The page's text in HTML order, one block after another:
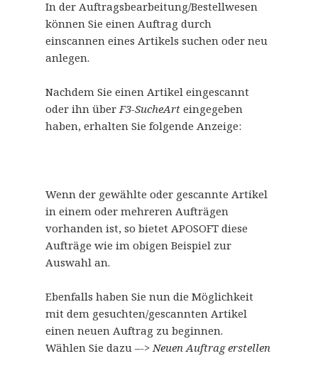
In der Auftragsbearbeitung/Bestellwesen
können Sie einen Auftrag durch
einscannen eines Artikels suchen oder neu
anlegen.
Nachdem Sie einen Artikel eingescannt
oder ihn überF3-SucheArt eingegeben
haben, erhalten Sie folgende Anzeige:
Wenn der gewählte oder gescannte Artikel
in einem oder mehreren Aufträgen
vorhanden ist, so bietet APOSOFT diese
Aufträge wie im obigen Beispiel zur
Auswahl an.
Ebenfalls haben Sie nun die Möglichkeit
mit dem gesuchten/gescannten Artikel
einen neuen Auftrag zu beginnen.
Wählen Sie dazu –-> Neuen Auftrag erstellen